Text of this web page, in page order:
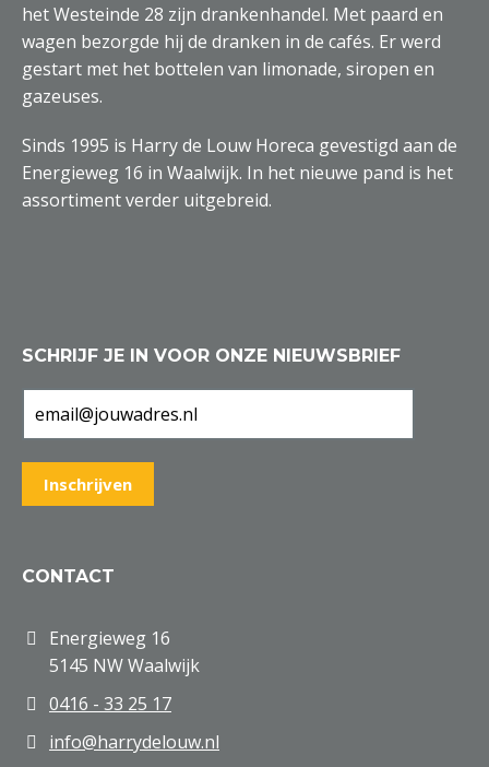
het Westeinde 28 zijn drankenhandel. Met paard en
wagen bezorgde hij de dranken in de cafés. Er werd
gestart met het bottelen van limonade, siropen en
gazeuses.
Sinds 1995 is Harry de Louw Horeca gevestigd aan de
Energieweg 16 in Waalwijk. In het nieuwe pand is het
assortiment verder uitgebreid.
SCHRIJF JE IN VOOR ONZE NIEUWSBRIEF
CONTACT
Energieweg 16
5145 NW Waalwijk
0416 - 33 25 17
info@harrydelouw.nl